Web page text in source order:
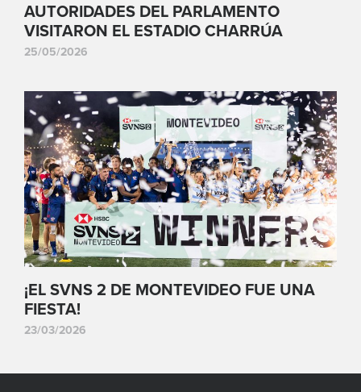
AUTORIDADES DEL PARLAMENTO
VISITARON EL ESTADIO CHARRÚA
25/05/2026
¡EL SVNS 2 DE MONTEVIDEO FUE UNA
FIESTA!
23/03/2026